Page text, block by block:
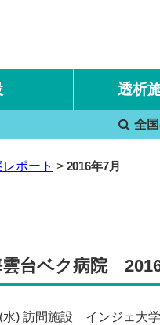
透析
国
海
全
ポート 2016年7月
台ベク病院
水) 訪問施設 インジェ大